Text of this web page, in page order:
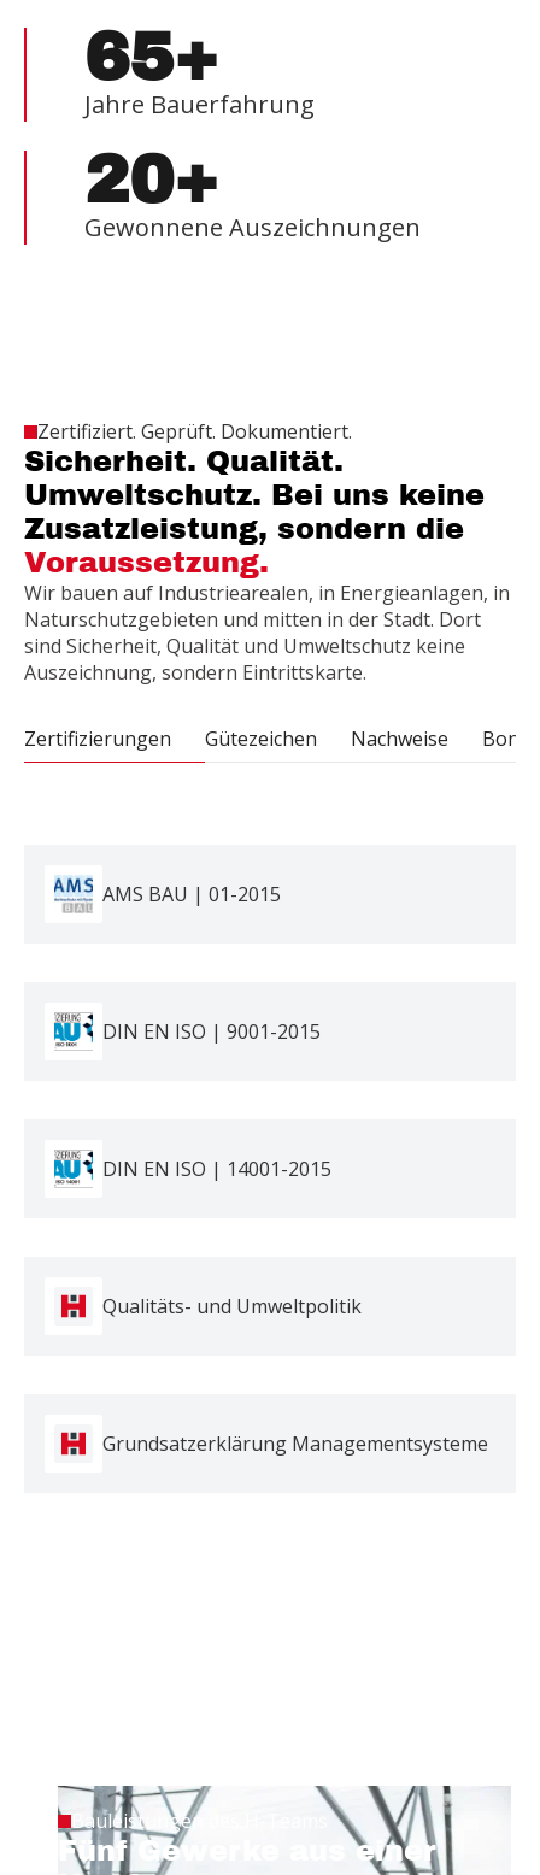
65+
Jahre Bauerfahrung
20+
Gewonnene Auszeichnungen
Zertifiziert. Geprüft. Dokumentiert.
Sicherheit. Qualität.
Umweltschutz. Bei uns keine
Zusatzleistung, sondern die
Voraussetzung.
Wir bauen auf Industriearealen, in Energieanlagen, in
Naturschutzgebieten und mitten in der Stadt. Dort
sind Sicherheit, Qualität und Umweltschutz keine
Auszeichnung, sondern Eintrittskarte.
Zertifizierungen Gütezeichen Nachweise
AMS BAU | 01-2015
DIN EN ISO | 9001-2015
DIN EN ISO | 14001-2015
Qualitäts- und Umweltpolitik
Grundsatzerklärung Managementsysteme
Bauleistungen des H-Teams
Fünf Gewerke aus einer